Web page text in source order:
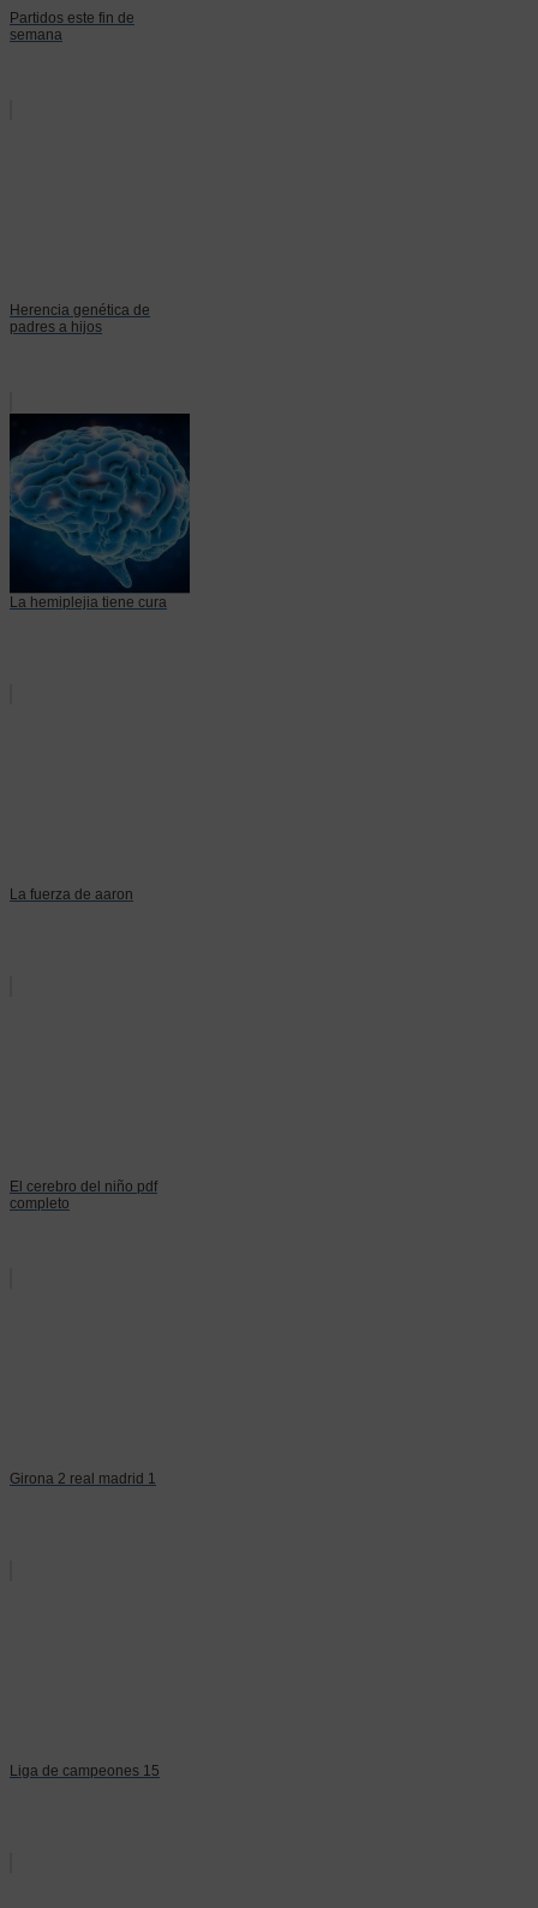
Partidos este fin de
semana
Herencia genética de
padres a hijos
La hemiplejia tiene cura
La fuerza de aaron
El cerebro del niño pdf
completo
Girona 2 real madrid 1
Liga de campeones 15